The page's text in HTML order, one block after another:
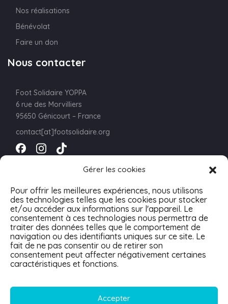
Gérer les cookies
Pour offrir les meilleures expériences, nous utilisons
des technologies telles que les cookies pour stocker
et/ou accéder aux informations sur l'appareil. Le
consentement à ces technologies nous permettra de
traiter des données telles que le comportement de
navigation ou des identifiants uniques sur ce site. Le
fait de ne pas consentir ou de retirer son
consentement peut affecter négativement certaines
caractéristiques et fonctions.
Accepter
Nos réalisations
Bénévolat
Faire un don
Nous contacter
Foot Solidaire YOPPA
6 rue des Morvilliers
95650 Génicourt – France
contact[at]footsolidaire.org